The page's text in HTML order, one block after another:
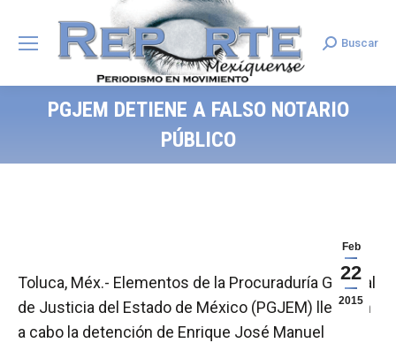
Search:
Buscar
PGJEM DETIENE A FALSO NOTARIO
PÚBLICO
Feb
22
2015
Toluca, Méx.- Elementos de la Procuraduría General
de Justicia del Estado de México (PGJEM) llevaron
a cabo la detención de Enrique José Manuel